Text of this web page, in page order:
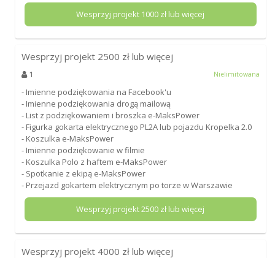
Wesprzyj projekt 1000 zł lub więcej
Wesprzyj projekt 2500 zł lub więcej
1 Nielimitowana
- Imienne podziękowania na Facebook'u
- Imienne podziękowania drogą mailową
- List z podziękowaniem i broszka e-MaksPower
- Figurka gokarta elektrycznego PL2A lub pojazdu Kropelka 2.0
- Koszulka e-MaksPower
- Imienne podziękowanie w filmie
- Koszulka Polo z haftem e-MaksPower
- Spotkanie z ekipą e-MaksPower
- Przejazd gokartem elektrycznym po torze w Warszawie
Wesprzyj projekt2500 zł lub więcej
Wesprzyj projekt 4000 zł lub więcej